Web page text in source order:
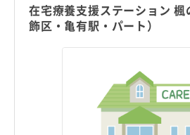
宮城県
大田区
在宅療養支援ステーション
飾区・亀有駅・パート）
宮城県
大田区